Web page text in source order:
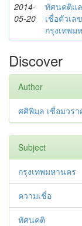
2014-
05-20
ทัศนคติแ
เชื่อตัวเล
กรุงเทพม
Discover
Author
ศศิพิมล เชื่อมวร
Subject
กรุงเทพมหานคร
ความเชื่อ
ทัศนคติ